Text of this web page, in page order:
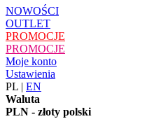
NOWOŚCI
OUTLET
PROMOCJE
PROMOCJE
Moje konto
Ustawienia
PL | EN
Waluta
PLN - złoty polski